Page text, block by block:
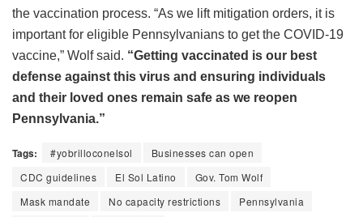
the vaccination process. “As we lift mitigation orders, it is
important for eligible Pennsylvanians to get the COVID-19
vaccine,” Wolf said. “Getting vaccinated is our best
defense against this virus and ensuring individuals
and their loved ones remain safe as we reopen
Pennsylvania.”
Tags: #yobrilloconelsol
Businesses can open
CDC guidelines
El Sol Latino
Gov. Tom Wolf
Mask mandate
No capacity restrictions
Pennsylvania